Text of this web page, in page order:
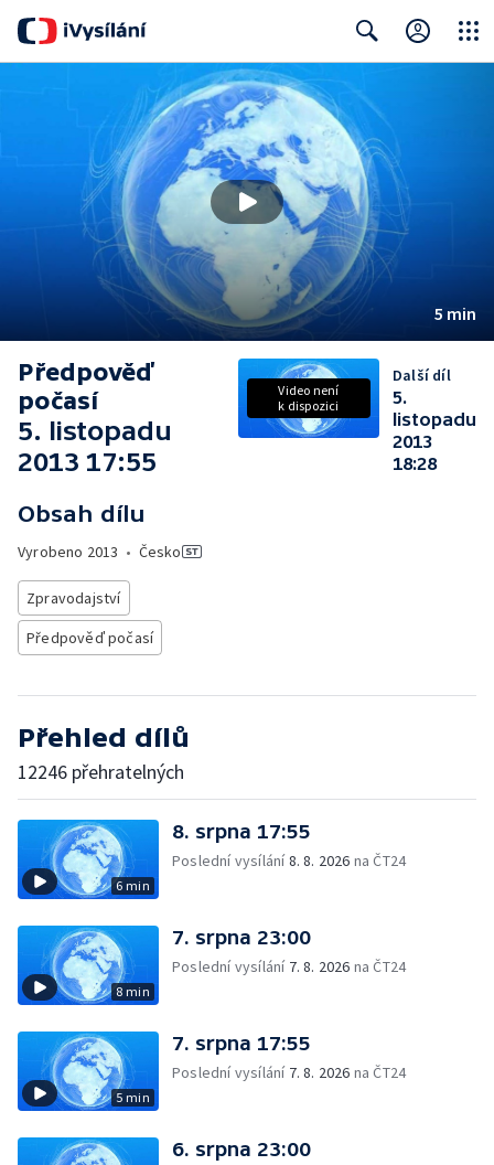
5 min
Předpověď
počasí
5. listopadu
2013 17:55
Obsah dílu
Vyrobeno 2013 • Česko
Zpravodajství
Předpověď počasí
Video není
k dispozici
Další díl
5.
listopadu
2013
18:28
Přehled dílů
12246 přehratelných
6 min
8. srpna 17:55
Poslední vysílání8. 8. 2026 na ČT24
8 min
7. srpna 23:00
Poslední vysílání 7. 8. 2026 na ČT24
5 min
7. srpna 17:55
Poslední vysílání 7. 8. 2026 na ČT24
6. srpna 23:00